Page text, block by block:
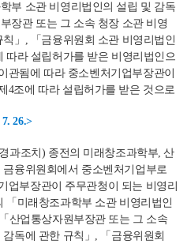
부 소관 비영리법인의 설립 및 감독
장관 또는 그 소속 청장 소관 비영
」, 「금융위원회 소관 비영리법인
따라 설립허가를 받은 비영리법인으
관됨에 따라 중소벤처기업부장관이
4조에 따라 설립허가를 받은 것으로
26.>
과조치) 종전의 미래창조과학부, 산
융위원회에서 중소벤처기업부로
업부장관이 주무관청이 되는 비영리
「미래창조과학부 소관 비영리법인
산업통상자원부장관 또는 그 소속
독에 관한 규칙」, 「금융위원회